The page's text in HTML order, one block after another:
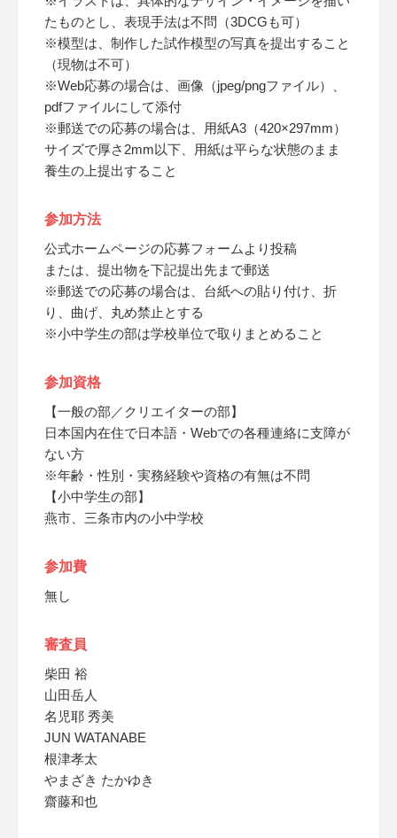
たものとし、表現手法は不問（3DCGも可）
※模型は、制作した試作模型の写真を提出すること
（現物は不可）
※Web応募の場合は、画像（jpeg/pngファイル）、
pdfファイルにして添付
※郵送での応募の場合は、用紙A3（420×297mm）
サイズで厚さ2mm以下、用紙は平らな状態のまま
養生の上提出すること
参加方法
公式ホームページの応募フォームより投稿
または、提出物を下記提出先まで郵送
※郵送での応募の場合は、台紙への貼り付け、折
り、曲げ、丸め禁止とする
※小中学生の部は学校単位で取りまとめること
参加資格
【一般の部／クリエイターの部】
日本国内在住で日本語・Webでの各種連絡に支障が
ない方
※年齢・性別・実務経験や資格の有無は不問
【小中学生の部】
燕市、三条市内の小中学校
参加費
無し
審査員
柴田 裕
山田岳人
名児耶 秀美
JUN WATANABE
根津孝太
やまざき たかゆき
齋藤和也